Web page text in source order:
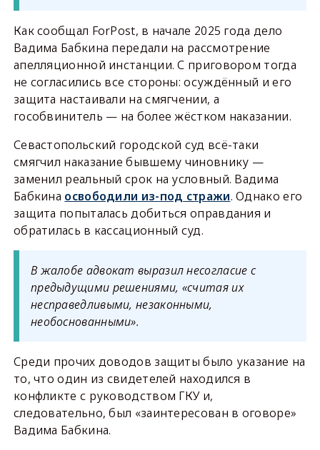
Как сообщал ForPost, в начале 2025 года дело
Вадима Бабкина передали на рассмотрение
апелляционной инстанции. С приговором тогда
не согласились все стороны: осуждённый и его
защита настаивали на смягчении, а
гособвинитель — на более жёстком наказании.
Севастопольский городской суд всё-таки
смягчил наказание бывшему чиновнику —
заменил реальный срок на условный. Вадима
Бабкина освободили из-под стражи. Однако его
защита попыталась добиться оправдания и
обратилась в кассационный суд.
В жалобе адвокат выразил несогласие с
предыдущими решениями, «считая их
несправедливыми, незаконными,
необоснованными».
Среди прочих доводов защиты было указание на
то, что один из свидетелей находился в
конфликте с руководством ГКУ и,
следовательно, был «заинтересован в оговоре»
Вадима Бабкина.